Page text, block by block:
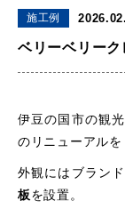
施工例
ベリーベリー
伊豆の国市の観
のリニューアルを
外観にはブラン
板を設置。